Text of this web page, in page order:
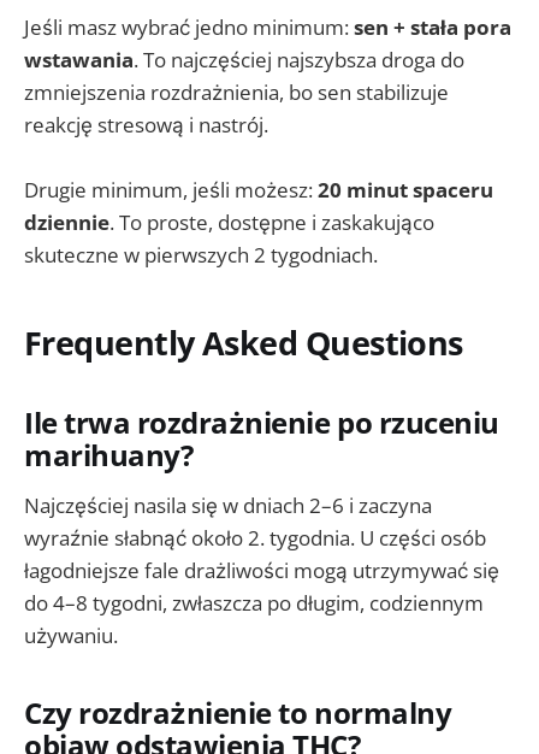
Jeśli masz wybrać jedno minimum:sen + stała pora
wstawania. To najczęściej najszybsza droga do
zmniejszenia rozdrażnienia, bo sen stabilizuje
reakcję stresową i nastrój.
Drugie minimum, jeśli możesz:20 minut spaceru
dziennie. To proste, dostępne i zaskakująco
skuteczne w pierwszych 2 tygodniach.
Frequently Asked Questions
Ile trwa rozdrażnienie po rzuceniu
marihuany?
Najczęściej nasila się w dniach 2–6 i zaczyna
wyraźnie słabnąć około 2. tygodnia. U części osób
łagodniejsze fale drażliwości mogą utrzymywać się
do 4–8 tygodni, zwłaszcza po długim, codziennym
używaniu.
Czy rozdrażnienie to normalny
objaw odstawienia THC?